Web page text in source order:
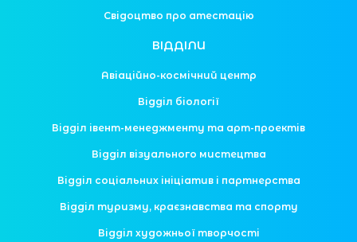
Свідоцтво про атестацію
ВІДДІЛИ
Авіаційно-космічний центр
Відділ біології
Відділ івент-менеджменту та арт-проектів
Відділ візуального мистецтва
Відділ соціальних ініціатив і партнерства
Відділ туризму, краєзнавства та спорту
Відділ художньої творчості